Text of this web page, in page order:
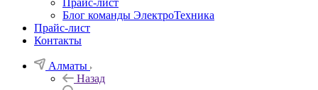
Прайс-лист
Блог команды ЭлектроТехника
Прайс-лист
Контакты
Алматы
Назад